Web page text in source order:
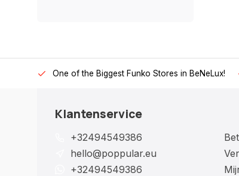
One of the Biggest Funko Stores in BeNeLux!
Klantenservice
+32494549386
hello@poppular.eu
+32494549386